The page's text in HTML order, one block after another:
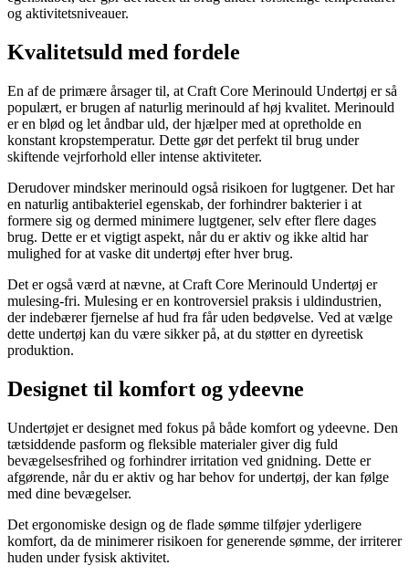
og aktivitetsniveauer.
Kvalitetsuld med fordele
En af de primære årsager til, at Craft Core Merinould Undertøj er så
populært, er brugen af naturlig merinould af høj kvalitet. Merinould
er en blød og let åndbar uld, der hjælper med at opretholde en
konstant kropstemperatur. Dette gør det perfekt til brug under
skiftende vejrforhold eller intense aktiviteter.
Derudover mindsker merinould også risikoen for lugtgener. Det har
en naturlig antibakteriel egenskab, der forhindrer bakterier i at
formere sig og dermed minimere lugtgener, selv efter flere dages
brug. Dette er et vigtigt aspekt, når du er aktiv og ikke altid har
mulighed for at vaske dit undertøj efter hver brug.
Det er også værd at nævne, at Craft Core Merinould Undertøj er
mulesing-fri. Mulesing er en kontroversiel praksis i uldindustrien,
der indebærer fjernelse af hud fra får uden bedøvelse. Ved at vælge
dette undertøj kan du være sikker på, at du støtter en dyreetisk
produktion.
Designet til komfort og ydeevne
Undertøjet er designet med fokus på både komfort og ydeevne. Den
tætsiddende pasform og fleksible materialer giver dig fuld
bevægelsesfrihed og forhindrer irritation ved gnidning. Dette er
afgørende, når du er aktiv og har behov for undertøj, der kan følge
med dine bevægelser.
Det ergonomiske design og de flade sømme tilføjer yderligere
komfort, da de minimerer risikoen for generende sømme, der irriterer
huden under fysisk aktivitet.